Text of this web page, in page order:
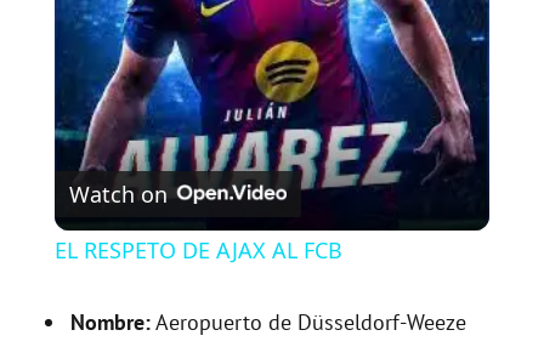
a
y
V
i
d
Watch on
EL RESPETO DE AJAX AL FCB
Nombre:Aeropuerto de Düsseldorf-Weeze